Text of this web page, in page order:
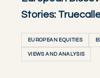
Stories:
EUROPEAN EQUITIES
VIEWS AND ANALYSIS